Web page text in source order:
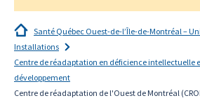
Santé Québec Ouest-de-l’Île-de-Montréal –
Installations
Centre de réadaptation en déficience intellectuelle
développement
Centre de réadaptation de l'Ouest de Montréal
Je
m'abonne!